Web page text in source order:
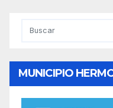
MUNICIPIO